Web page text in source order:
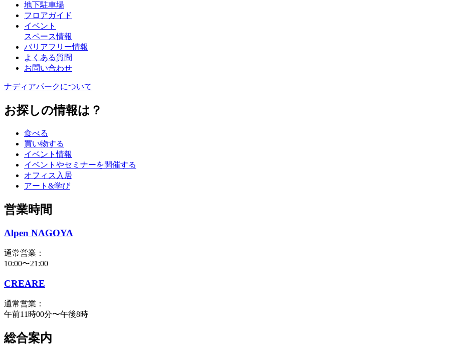
地下駐車場
フロアガイド
イベント
スペース情報
バリアフリー情報
よくある質問
お問い合わせ
ナディアパークについて
お探しの情報は？
食べる
買い物する
イベント情報
イベントやセミナーを開催する
オフィス入居
アート&学び
営業時間
Alpen NAGOYA
通常営業：
10:00〜21:00
CREARE
通常営業：
午前11時00分〜午後8時
総合案内